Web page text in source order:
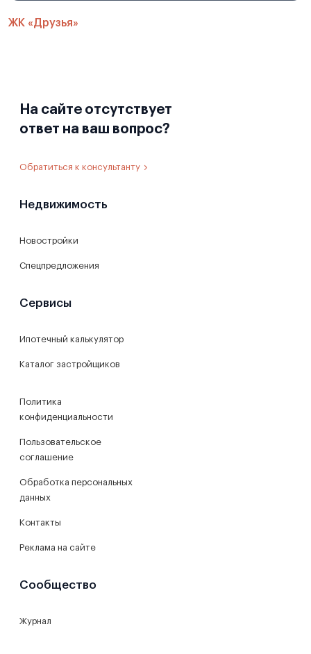
ЖК «Друзья»
На сайте отсутствует
ответ на ваш вопрос?
Обратиться к консультанту
Недвижимость
Новостройки
Спецпредложения
Сервисы
Ипотечный калькулятор
Каталог застройщиков
Политика
конфиденциальности
Пользовательское
соглашение
Обработка персональных
данных
Контакты
Реклама на сайте
Сообщество
Журнал